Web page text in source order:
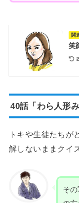
関
笑
40話「わら人形み
トキや生徒たちが
解しないままクイ
そ